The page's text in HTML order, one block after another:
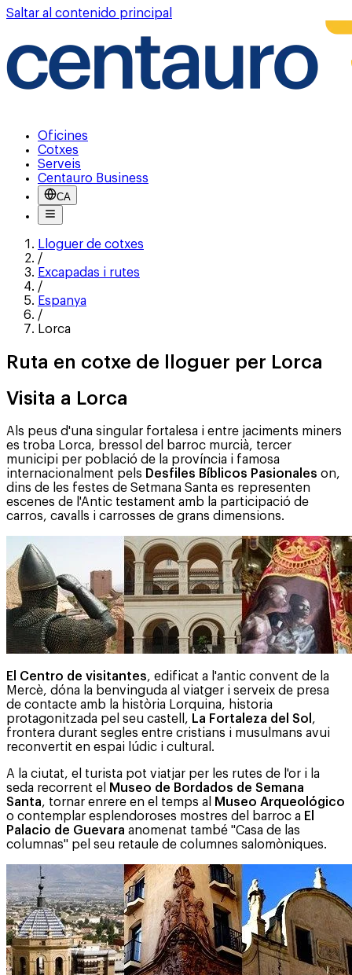
Saltar al contenido principal
Oficines
Cotxes
Serveis
Centauro Business
CA
Lloguer de cotxes
/
Excapadas i rutes
/
Espanya
/
Lorca
Ruta en cotxe de lloguer per Lorca
Visita a Lorca
Als peus d'una singular fortalesa i entre jaciments miners
es troba Lorca, bressol del barroc murcià, tercer
municipi per població de la província i famosa
internacionalment pels Desfiles Bíblicos Pasionales on,
dins de les festes de Setmana Santa es representen
escenes de l'Antic testament amb la participació de
carros, cavalls i carrosses de grans dimensions.
El Centro de visitantes, edificat a l'antic convent de la
Mercè, dóna la benvinguda al viatger i serveix de presa
de contacte amb la història Lorquina, historia
protagonitzada pel seu castell, La Fortaleza del Sol ,
frontera durant segles entre cristians i musulmans avui
reconvertit en espai lúdic i cultural.
A la ciutat, el turista pot viatjar per les rutes de l'or i la
seda recorrent el
Museo de Bordados de Semana
Santa, tornar enrere en el temps al
Museo Arqueológico
o contemplar esplendoroses mostres del barroc a El
Palacio de Guevara anomenat també "Casa de las
columnas" pel seu retaule de columnes salomòniques.